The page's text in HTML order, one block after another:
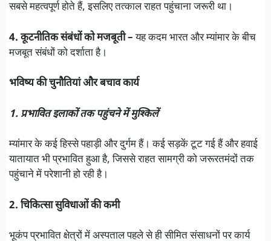
सबसे महत्वपूर्ण होते हैं, इसलिए तत्काल राहत पहुंचाना जरूरी था।
4. कूटनीतिक संबंधों को मजबूती –यह कदम भारत और म्यांमार के बीच
मजबूत संबंधों को दर्शाता है।
भविष्य की चुनौतियां और बचाव कार्य
1. प्रभावित इलाकों तक पहुंचने में मुश्किलें
म्यांमार के कई हिस्से पहाड़ी और दुर्गम हैं। कई सड़कें टूट गई हैं और हवाई
यातायात भी प्रभावित हुआ है, जिससे राहत सामग्री को जरूरतमंदों तक
पहुंचाने में परेशानी हो रही है।
2. चिकित्सा सुविधाओं की कमी
भूकंप प्रभावित क्षेत्रों में अस्पताल पहले से ही सीमित संसाधनों पर कार्य